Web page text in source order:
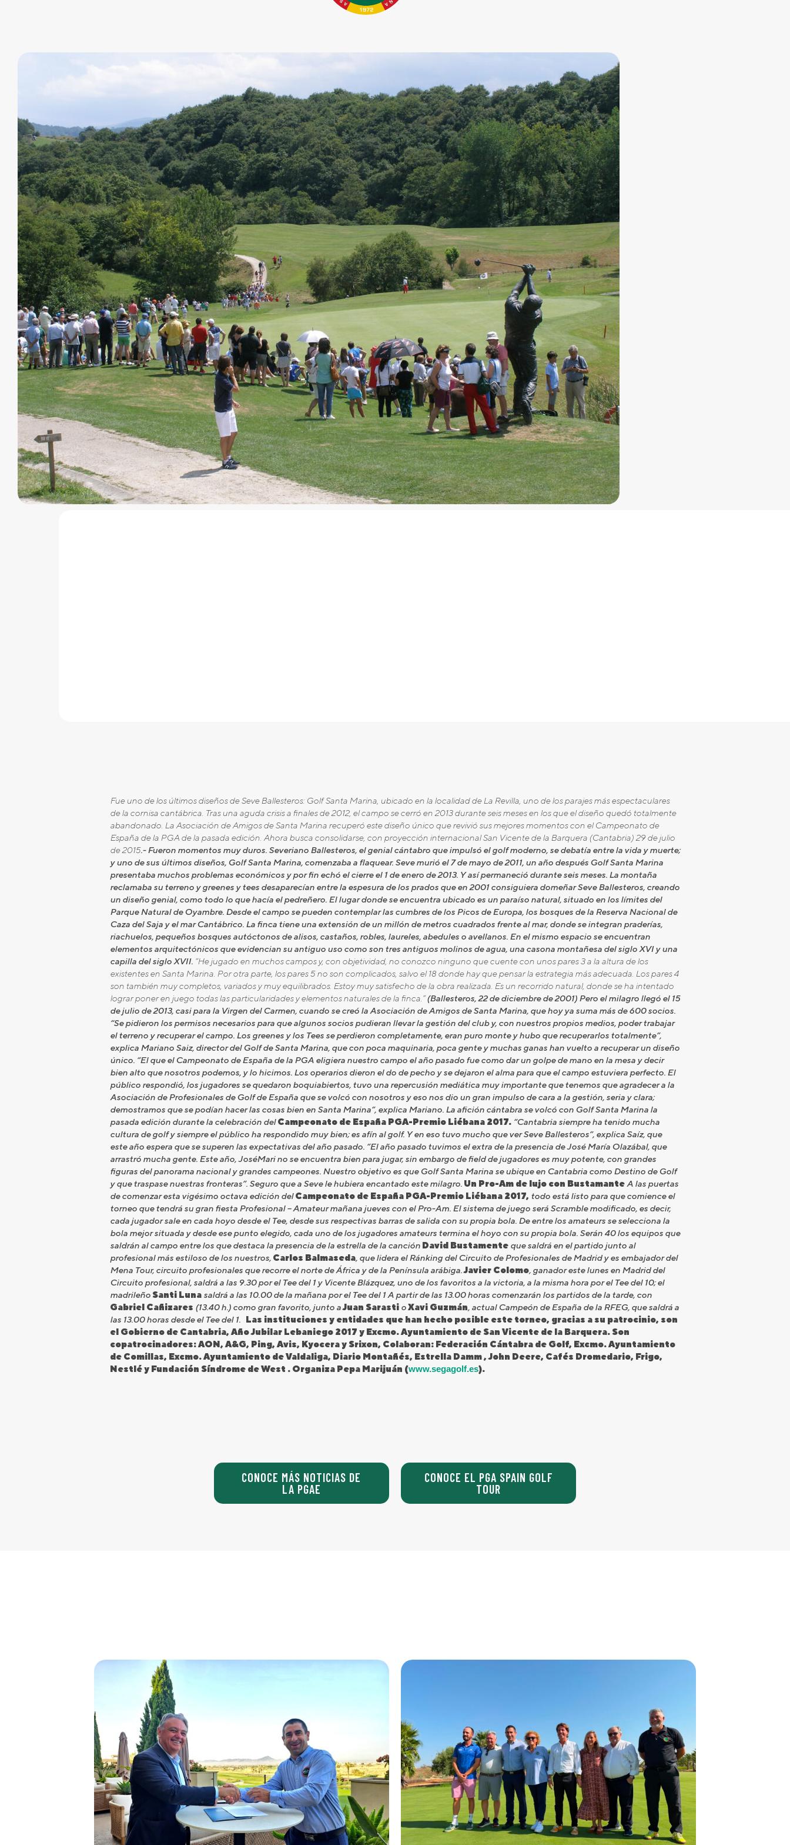
Fue uno de los últimos diseños de Seve Ballesteros: Golf Santa Marina, ubicado en la localidad de La Revilla, uno de los parajes más espectaculares
de la cornisa cantábrica. Tras una aguda crisis a finales de 2012, el campo se cerró en 2013 durante seis meses en los que el diseño quedó totalmente
abandonado. La Asociación de Amigos de Santa Marina recuperó este diseño único que revivió sus mejores momentos con el Campeonato de
España de la PGA de la pasada edición. Ahora busca consolidarse, con proyección internacional San Vicente de la Barquera (Cantabria) 29 de julio
de 2015.- Fueron momentos muy duros. Severiano Ballesteros, el genial cántabro que impulsó el golf moderno, se debatía entre la vida y muerte;
y uno de sus últimos diseños, Golf Santa Marina, comenzaba a flaquear. Seve murió el 7 de mayo de 2011, un año después Golf Santa Marina
presentaba muchos problemas económicos y por fin echó el cierre el 1 de enero de 2013. Y así permaneció durante seis meses. La montaña
reclamaba su terreno y greenes y tees desaparecían entre la espesura de los prados que en 2001 consiguiera domeñar Seve Ballesteros, creando
un diseño genial, como todo lo que hacía el pedreñero. El lugar donde se encuentra ubicado es un paraíso natural, situado en los límites del
Parque Natural de Oyambre. Desde el campo se pueden contemplar las cumbres de los Picos de Europa, los bosques de la Reserva Nacional de
Caza del Saja y el mar Cantábrico. La finca tiene una extensión de un millón de metros cuadrados frente al mar, donde se integran praderías,
riachuelos, pequeños bosques autóctonos de alisos, castaños, robles, laureles, abedules o avellanos. En el mismo espacio se encuentran
elementos arquitectónicos que evidencian su antiguo uso como son tres antiguos molinos de agua, una casona montañesa del siglo XVI y una
capilla del siglo XVII. “He jugado en muchos campos y, con objetividad, no conozco ninguno que cuente con unos pares 3 a la altura de los
existentes en Santa Marina. Por otra parte, los pares 5 no son complicados, salvo el 18 donde hay que pensar la estrategia más adecuada. Los pares 4
son también muy completos, variados y muy equilibrados. Estoy muy satisfecho de la obra realizada. Es un recorrido natural, donde se ha intentado
lograr poner en juego todas las particularidades y elementos naturales de la finca.”(Ballesteros, 22 de diciembre de 2001) Pero el milagro llegó el 15
de julio de 2013, casi para la Virgen del Carmen, cuando se creó la Asociación de Amigos de Santa Marina, que hoy ya suma más de 600 socios.
“Se pidieron los permisos necesarios para que algunos socios pudieran llevar la gestión del club y, con nuestros propios medios, poder trabajar
el terreno y recuperar el campo. Los greenes y los Tees se perdieron completamente, eran puro monte y hubo que recuperarlos totalmente”,
explica Mariano Saiz, director del Golf de Santa Marina, que con poca maquinaria, poca gente y muchas ganas han vuelto a recuperar un diseño
único. “El que el Campeonato de España de la PGA eligiera nuestro campo el año pasado fue como dar un golpe de mano en la mesa y decir
bien alto que nosotros podemos, y lo hicimos. Los operarios dieron el do de pecho y se dejaron el alma para que el campo estuviera perfecto. El
público respondió, los jugadores se quedaron boquiabiertos, tuvo una repercusión mediática muy importante que tenemos que agradecer a la
Asociación de Profesionales de Golf de España que se volcó con nosotros y eso nos dio un gran impulso de cara a la gestión, seria y clara;
demostramos que se podían hacer las cosas bien en Santa Marina”, explica Mariano. La afición cántabra se volcó con Golf Santa Marina la
pasada edición durante la celebración delCampeonato de España PGA-Premio Liébana 2017. “Cantabria siempre ha tenido mucha
cultura de golf y siempre el público ha respondido muy bien; es afín al golf. Y en eso tuvo mucho que ver Seve Ballesteros”, explica Saíz, que
este año espera que se superen las expectativas del año pasado. “El año pasado tuvimos el extra de la presencia de José María Olazábal, que
arrastró mucha gente. Este año, JoséMari no se encuentra bien para jugar, sin embargo de field de jugadores es muy potente, con grandes
figuras del panorama nacional y grandes campeones. Nuestro objetivo es que Golf Santa Marina se ubique en Cantabria como Destino de Golf
y que traspase nuestras fronteras”. Seguro que a Seve le hubiera encantado este milagro. Un Pro-Am de lujo con Bustamante A las puertas
de comenzar esta vigésimo octava edición delCampeonato de España PGA-Premio Liébana 2017, todo está listo para que comience el
torneo que tendrá su gran fiesta Profesional – Amateur mañana jueves con el Pro-Am. El sistema de juego será Scramble modificado, es decir,
cada jugador sale en cada hoyo desde el Tee, desde sus respectivas barras de salida con su propia bola. De entre los amateurs se selecciona la
bola mejor situada y desde ese punto elegido, cada uno de los jugadores amateurs termina el hoyo con su propia bola. Serán 40 los equipos que
saldrán al campo entre los que destaca la presencia de la estrella de la canción David Bustamente que saldrá en el partido junto al
profesional más estiloso de los nuestros, Carlos Balmaseda, que lidera el Ránking del Circuito de Profesionales de Madrid y es embajador del
Mena Tour, circuito profesionales que recorre el norte de África y de la Península arábiga.Javier Colomo, ganador este lunes en Madrid del
Circuito profesional, saldrá a las 9.30 por el Tee del 1 y Vicente Blázquez, uno de los favoritos a la victoria, a la misma hora por el Tee del 10; el
madrileñoSanti Luna saldrá a las 10.00 de la mañana por el Tee del 1 A partir de las 13.00 horas comenzarán los partidos de la tarde, con
Gabriel Cañizares (13.40 h.) como gran favorito, junto aJuan Sarasti oXavi Guzmán, actual Campeón de España de la RFEG, que saldrá a
las 13.00 horas desde el Tee del 1. Las instituciones y entidades que han hecho posible este torneo, gracias a su patrocinio, son
el Gobierno de Cantabria, Año Jubilar Lebaniego 2017 y Excmo. Ayuntamiento de San Vicente de la Barquera. Son
copatrocinadores: AON, A&G, Ping, Avis, Kyocera y Srixon, Colaboran: Federación Cántabra de Golf, Excmo. Ayuntamiento
de Comillas, Excmo. Ayuntamiento de Valdaliga, Diario Montañés, Estrella Damm , John Deere, Cafés Dromedario, Frigo,
Nestlé y Fundación Síndrome de West . Organiza Pepa Marijuán (www.segagolf.es).
CONOCE MÁS NOTICIAS DE
LA PGAE
CONOCE EL PGA SPAIN GOLF
TOUR